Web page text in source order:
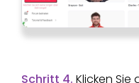
Schritt 4. Klicken Sie